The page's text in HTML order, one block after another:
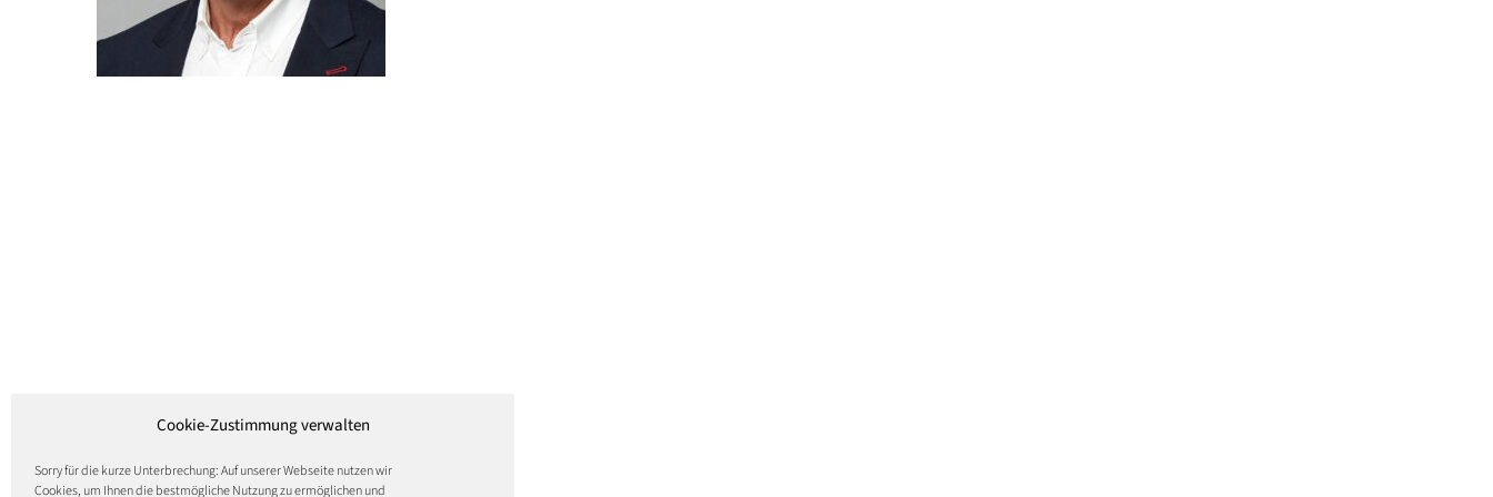
Cookie-Zustimmung verwalten
Sorry für die kurze Unterbrechung: Auf unserer Webseite nutzen wir
Cookies, um Ihnen die bestmögliche Nutzung zu ermöglichen und